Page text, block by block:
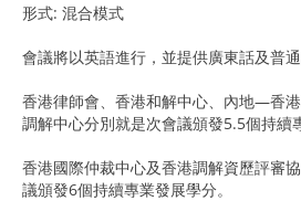
形式: 混合模式
會議將以英語進行，並提供廣東話及普
香港律師會、香港和解中心、內地—香
調解中心分別就是次會議頒發5.5個持續
香港國際仲裁中心及香港調解資歷評審
議頒發6個持續專業發展學分。